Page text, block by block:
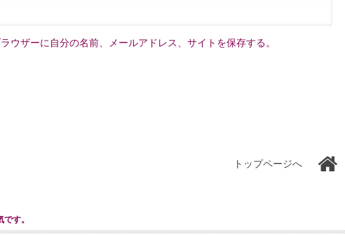
ウザーに自分の名前、メールアドレス、サイトを保存する。
トップページへ
す。